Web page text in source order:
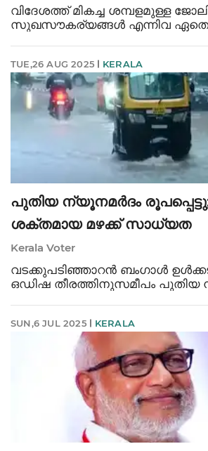
ശൃംഖലയുടെ ഉടമ
വിദേശത്ത് മികച്ച ശമ്പളമുള്ള
സുഖസൗകര്യങ്ങൾ എന്നിവ
ടെക് ജോലി രാജി വെച്ച് ദോശ
TUE,26 AUG 2025 KERALA
പുതിയ ന്യൂനമർദം
ശക്തമായ മഴക്ക് സാധ്യത
Kerala Voter
വടക്കുപടിഞ്ഞാറൻ ബംഗാൾ
ഒഡിഷ തീരത്തിനുസമീപം പുതിയ
കാലാവസ്ഥാ നിരീക്ഷണ കേന്ദ്രം
SUN,6 JUL 2025 KERALA